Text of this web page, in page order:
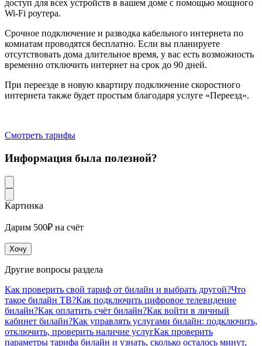
доступ для всех устройств в вашем доме с помощью мощного
Wi-Fi роутера.
Срочное подключение и разводка кабельного интернета по
комнатам проводятся бесплатно. Если вы планируете
отсутствовать дома длительное время, у вас есть возможность
временно отключить интернет на срок до 90 дней.
При переезде в новую квартиру подключение скоростного
интернета также будет простым благодаря услуге «Переезд».
Смотреть тарифы
Информация была полезной?
Картинка
Дарим 500₽ на счёт
Хочу
Другие вопросы раздела
Как проверить свой тариф от билайн и выбрать другой?Что
такое билайн ТВ?Как подключить цифровое телевидение
билайн?Как оплатить счёт билайн?Как войти в личный
кабинет билайн?Как управлять услугами билайн: подключить,
отключить, проверить наличие услугКак проверить
параметры тарифа билайн и узнать, сколько осталось минут,